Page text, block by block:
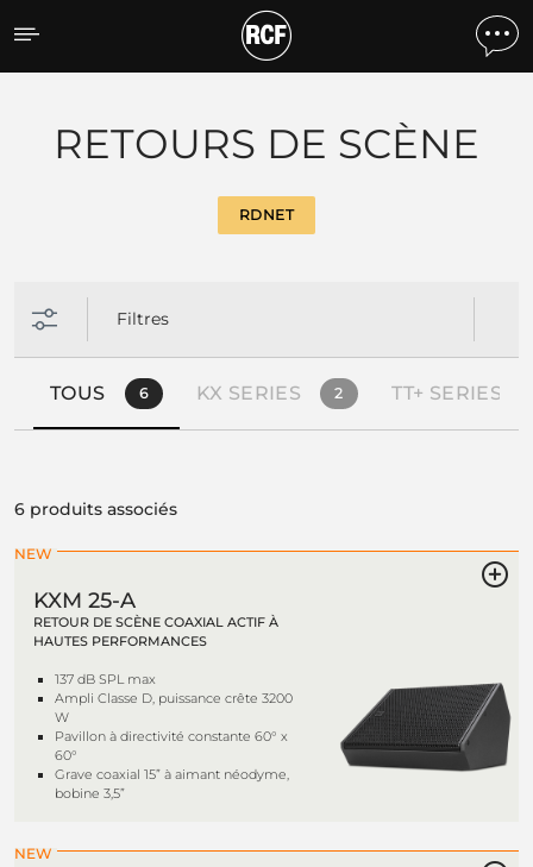
Produits par
RETOURS DE SCÈNE
RDNET
Filtres
TOUS 6 KX SERIES 2 TT+ SERIES
6 produits associés
NEW
KXM 25-A
RETOUR DE SCÈNE COAXIAL ACTIF À
HAUTES PERFORMANCES
137 dB SPL max
Ampli Classe D, puissance crête 3200
W
Pavillon à directivité constante 60° x
60°
Grave coaxial 15” à aimant néodyme,
bobine 3,5”
NEW